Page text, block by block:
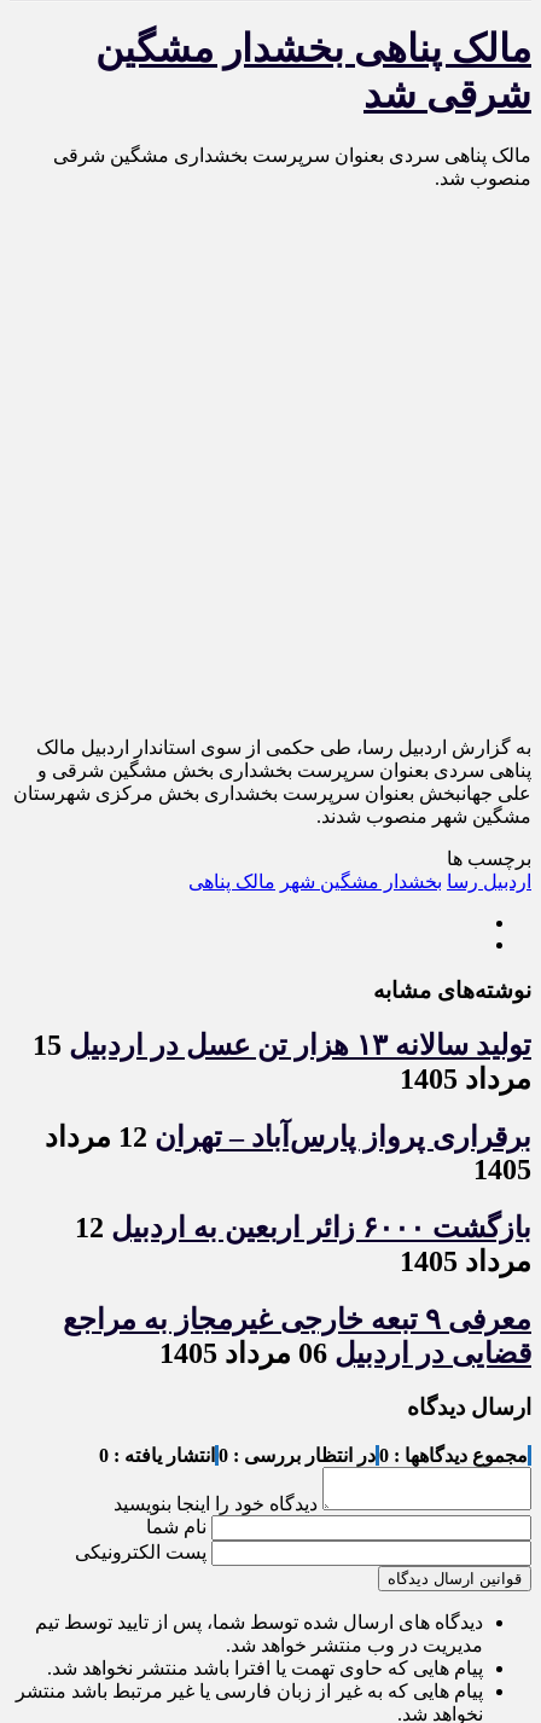
مالک پناهی بخشدار مشگین
شرقی شد
مالک پناهی سردی بعنوان سرپرست بخشداری مشگین شرقی
منصوب شد.
به گزارش اردبیل رسا، طی حکمی از سوی استاندار اردبیل مالک
پناهی سردی بعنوان سرپرست بخشداری بخش مشگین شرقی و
علی جهانبخش بعنوان سرپرست بخشداری بخش مرکزی شهرستان
مشگین شهر منصوب شدند.
برچسب ها
اردبیل رسا بخشدار مشگین شهر مالک پناهی
نوشته‌های مشابه
تولید سالانه ۱۳ هزار تن عسل در اردبیل
15
مرداد 1405
برقراری پرواز پارس‌آباد – تهران
12 مرداد
1405
بازگشت ۶۰۰۰ زائر اربعین به اردبیل
12
مرداد 1405
معرفی ۹ تبعه خارجی غیرمجاز به مراجع
قضایی در اردبیل
ارسال دیدگاه
مجموع دیدگاهها : 0 در انتظار بررسی : 0 انتشار یافته : 0
دیدگاه خود را اینجا بنویسید
نام شما
پست الکترونیکی
قوانین ارسال دیدگاه
دیدگاه های ارسال شده توسط شما، پس از تایید توسط تیم
مدیریت در وب منتشر خواهد شد.
پیام هایی که حاوی تهمت یا افترا باشد منتشر نخواهد شد.
پیام هایی که به غیر از زبان فارسی یا غیر مرتبط باشد منتشر
نخواهد شد.